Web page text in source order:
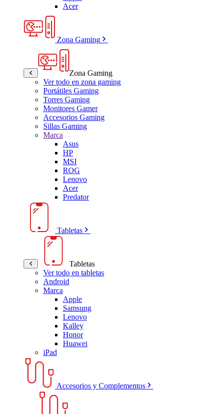
Acer
Zona Gaming
Zona Gaming
Ver todo en zona gaming
Portátiles Gaming
Torres Gaming
Monitores Gamer
Accesorios Gaming
Sillas Gaming
Marca
Asus
HP
MSI
ROG
Lenovo
Acer
Predator
Tabletas
Tabletas
Ver todo en tabletas
Android
Marca
Apple
Samsung
Lenovo
Kalley
Honor
Huawei
iPad
Accesorios y Complementos